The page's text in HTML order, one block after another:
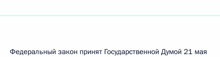
Федеральный закон принят Государственной Думой 21 мая